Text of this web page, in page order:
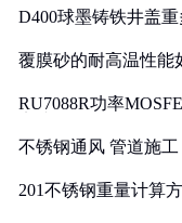
D400球墨铸铁井盖
覆膜砂的耐高温性能
RU7088R功率
不锈钢通风 管道施工
201不锈钢重量计算